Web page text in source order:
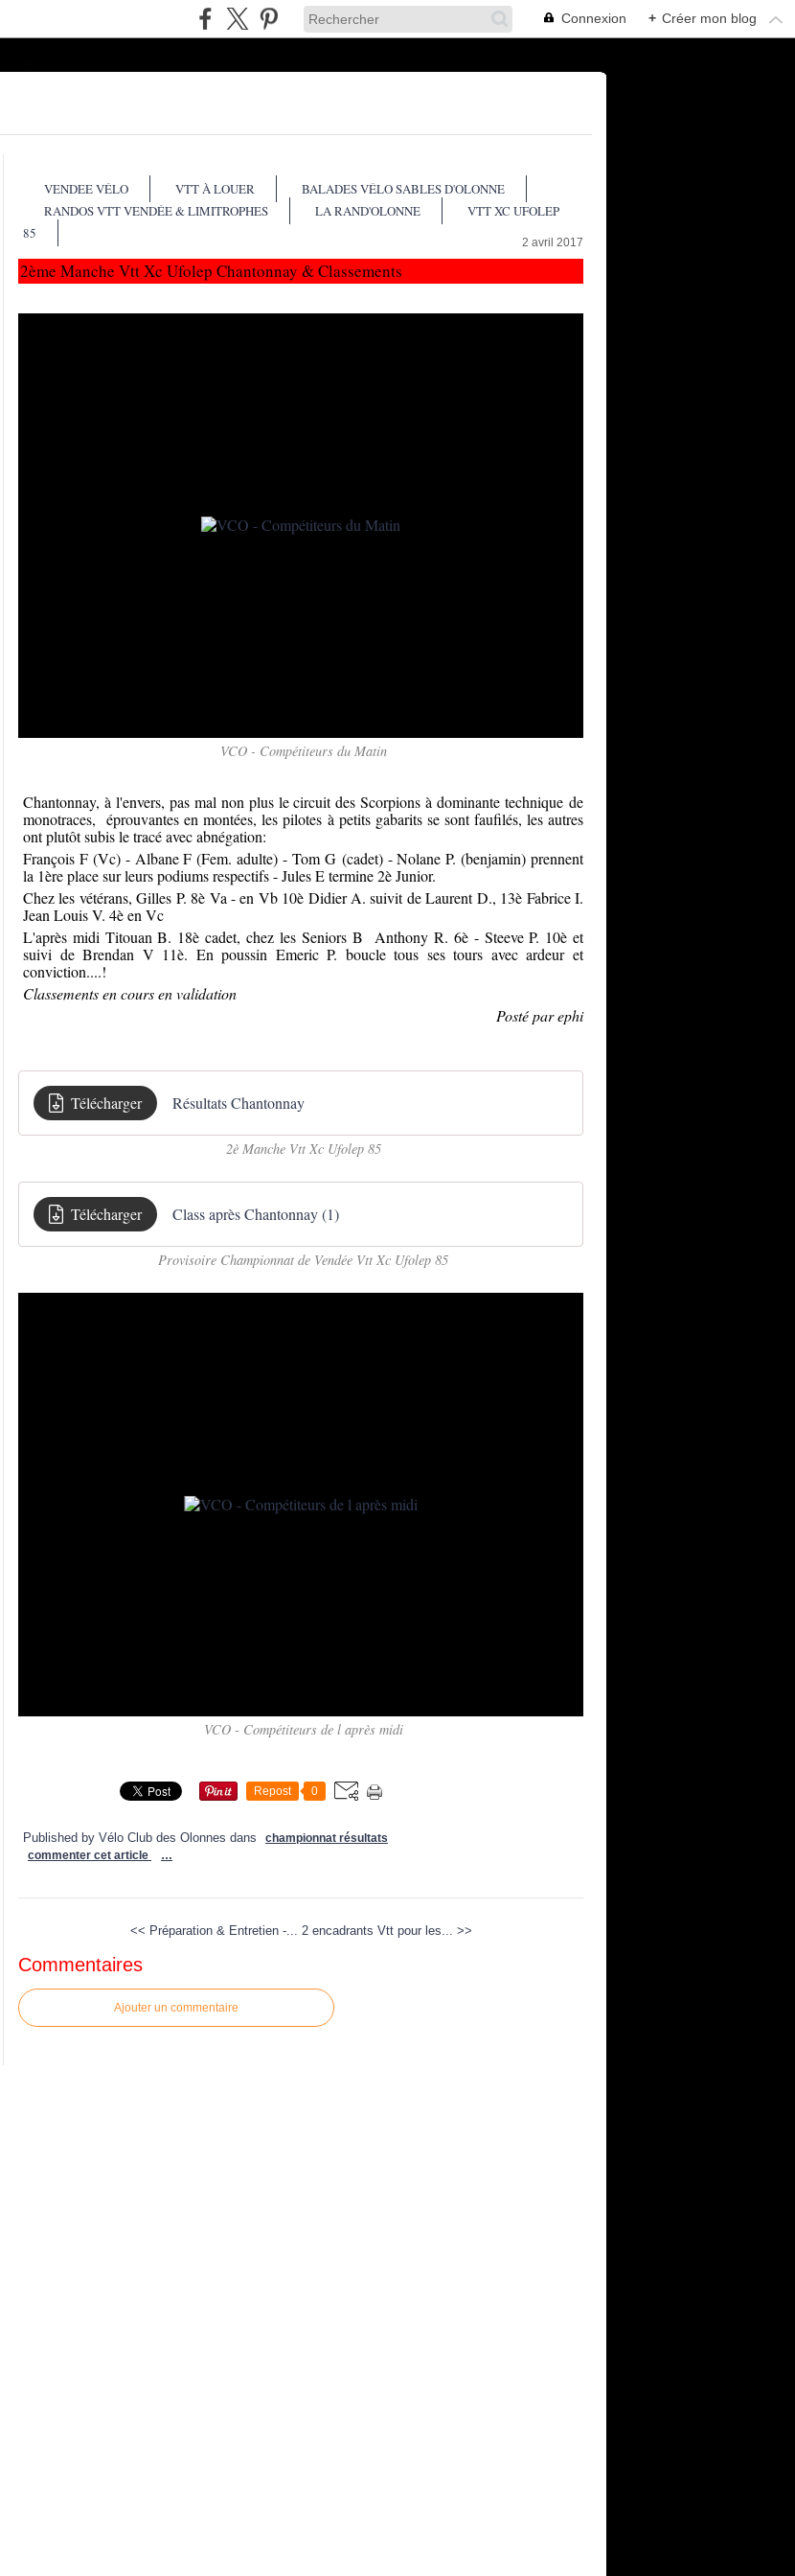
Connexion + Créer mon blog
Vtt xc Ufolep à Talmont St Hilaire, ...puis le 12 Juillet La Rand'Olonne au départ des Sables d'Olonne
bientôt sur nos manifestations !
VENDEE VÉLO VTT À LOUER
BALADES VÉLO SABLES D'OLONNE
RANDOS VTT VENDÉE & LIMITROPHES
LA RAND'OLONNE
VTT XC UFOLEP
85
2 avril 2017
2ème Manche Vtt Xc Ufolep Chantonnay & Classements
VCO - Compétiteurs du Matin
Chantonnay, à l'envers, pas mal non plus le circuit des Scorpions à dominante technique de
monotraces, éprouvantes en montées, les pilotes à petits gabarits se sont faufilés, les autres
ont plutôt subis le tracé avec abnégation:
François F (Vc) - Albane F (Fem. adulte) - Tom G (cadet) - Nolane P. (benjamin) prennent
la 1ère place sur leurs podiums respectifs - Jules E termine 2è Junior.
Chez les vétérans, Gilles P. 8è Va - en Vb 10è Didier A. suivit de Laurent D., 13è Fabrice I.
Jean Louis V. 4è en Vc
L'après midi Titouan B. 18è cadet, chez les Seniors B Anthony R. 6è - Steeve P. 10è et
suivi de Brendan V 11è. En poussin Emeric P. boucle tous ses tours avec ardeur et
conviction....!
Classements en cours en validation
Posté par ephi
Télécharger Résultats Chantonnay
2è Manche Vtt Xc Ufolep 85
Télécharger Class après Chantonnay (1)
Provisoire Championnat de Vendée Vtt Xc Ufolep 85
VCO - Compétiteurs de l après midi
Repost 0
Published by Vélo Club des Olonnes dans
championnat résultats
commenter cet article
…
<< Préparation & Entretien -... 2 encadrants Vtt pour les... >>
Commentaires
Ajouter un commentaire